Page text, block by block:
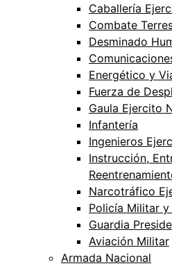
Caballería
Combate
Desminado
Energético y
Fuerza de
Gaula Ejercito
Infantería
Ingenieros
Instrucción,
Narcotráfico
Policía Militar
Guardia
Aviación Militar
Armada Nacional